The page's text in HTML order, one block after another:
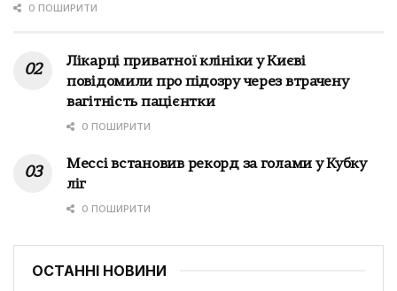
0 ПОШИРИТИ
Лікарці приватної клініки у Києві
повідомили про підозру через втрачену
вагітність пацієнтки
0 ПОШИРИТИ
Мессі встановив рекорд за голами у Кубку
ліг
0 ПОШИРИТИ
ОСТАННІ НОВИНИ